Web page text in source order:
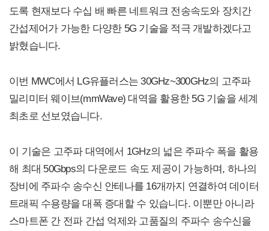
도록 현재보다 수십 배 빠른 네트워크 전송속도와 장치간
간섭제어가 가능한 다양한 5G 기술을 적극 개발하겠다고
밝혔습니다.
이번 MWC에서 LG유플러스는 30GHz~300GHz의 고주파
밀리미터 웨이브(mmWave) 대역을 활용한 5G 기술을 세계
최초로 선보였습니다.
이 기술은 고주파 대역에서 1GHz의 넓은 주파수 폭을 활용
해 최대 50Gbps의 다운로드 속도 제공이 가능하며, 하나의
장비에 주파수 송수신 안테나를 16개까지 연결하여 데이터
트래픽 수용량을 대폭 증대할 수 있습니다. 이뿐만 아니라
스마트폰 간 전파 간섭 억제와 고품질의 주파수 송수신을